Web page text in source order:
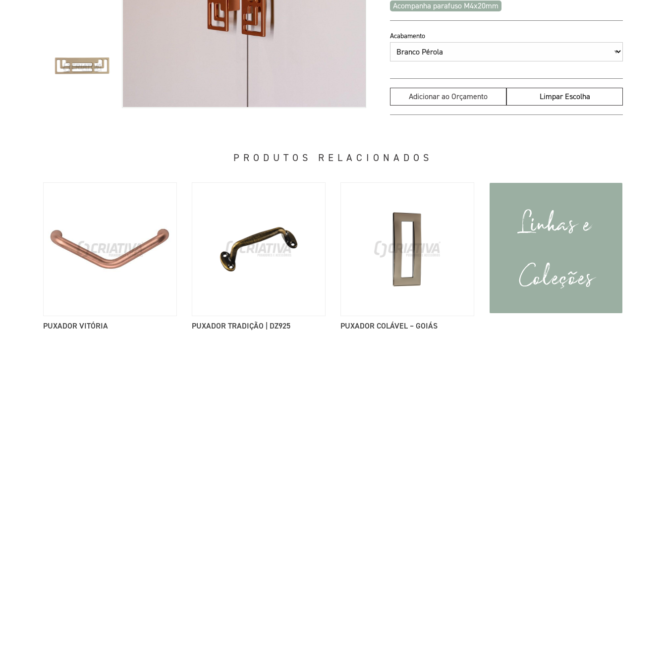
Acompanha parafuso M4x20mm
Acabamento
Adicionar ao Orçamento Limpar Escolha
PRODUTOS RELACIONADOS
PUXADOR VITÓRIA PUXADOR TRADIÇÃO | DZ925 PUXADOR COLÁVEL – GOIÁS
Linhas e
Coleções